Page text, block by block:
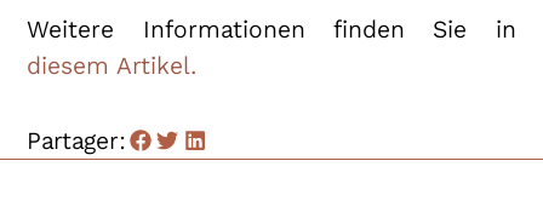
Weitere Informationen finden Sie in
diesem Artikel.
Partager: